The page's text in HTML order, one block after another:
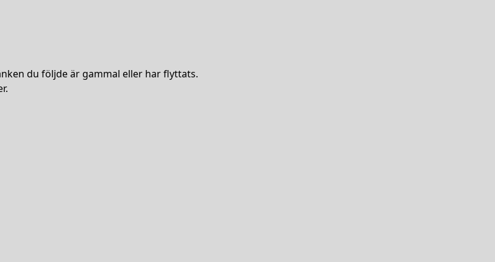
du följde är gammal eller har flyttats.